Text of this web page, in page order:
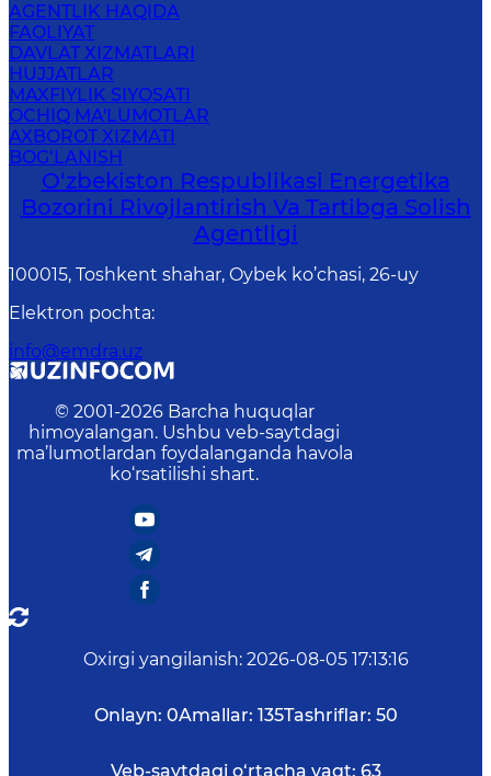
AGENTLIK HAQIDA
FAOLIYAT
DAVLAT XIZMATLARI
HUJJATLAR
MAXFIYLIK SIYOSATI
OCHIQ MA'LUMOTLAR
AXBOROT XIZMATI
BOG‘LANISH
O‘zbekiston Respublikasi Energetika
Bozorini Rivojlantirish Va Tartibga Solish
Agentligi
100015, Toshkent shahar, Oybek ko’chasi, 26-uy
Elektron pochta:
info@emdra.uz
© 2001-2026 Barcha huquqlar
himoyalangan. Ushbu veb-saytdagi
ma’lumotlardan foydalanganda havola
ko‘rsatilishi shart.
Oxirgi yangilanish: 2026-08-05 17:13:16
Onlayn: 0Amallar: 135Tashriflar: 50
Veb-saytdagi o‘rtacha vaqt: 63